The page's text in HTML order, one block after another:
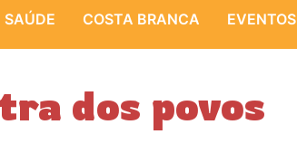
SAÚDE COSTA BRANCA EVENTOS
dos povos